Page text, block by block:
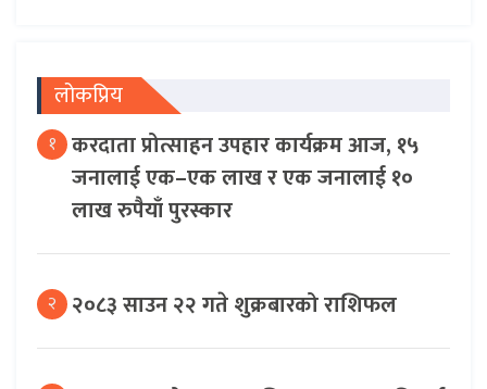
लोकप्रिय
१ करदाता प्रोत्साहन उपहार कार्यक्रम आज, १५
जनालाई एक–एक लाख र एक जनालाई १०
लाख रुपैयाँ पुरस्कार
२ २०८३ साउन २२ गते शुक्रबारको राशिफल